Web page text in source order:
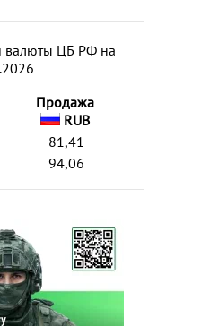
валюты ЦБ РФ на
Продажа
RUB
81,41
94,06